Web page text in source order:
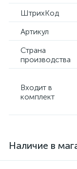
ШтрихКод
Артикул
Страна
производства
Входит в
комплект
Наличие в